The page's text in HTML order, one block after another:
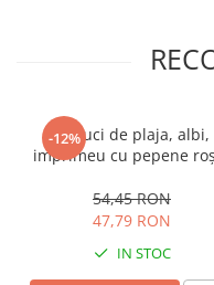
-12%
Papuci de plaja, albi,
imprimeu cu pepene
54,45 RON
47,79 RON
IN STOC